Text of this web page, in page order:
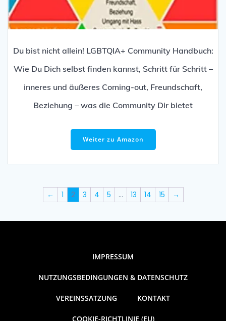
Du bist nicht allein! LGBTQIA+ Community Handbuch:
Wie Du Dich selbst finden kannst, Schritt für Schritt –
inneres und äußeres Coming-out, Freundschaft,
Beziehung – was die Community Dir bietet
Weiter zu Amazon
← 1 2 3 4 5 … 13 14 15 →
IMPRESSUM
NUTZUNGSBEDINGUNGEN & DATENSCHUTZ
VEREINSSATZUNG KONTAKT
COOKIE-RICHTLINIE (EU)